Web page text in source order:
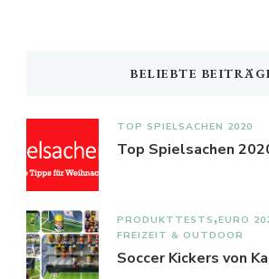
BELIEBTE
TOP SPIELSACHEN 2020
Top Spielsachen
PRODUKTTESTS EURO
FREIZEIT & OUTDOOR
Soccer Kickers von